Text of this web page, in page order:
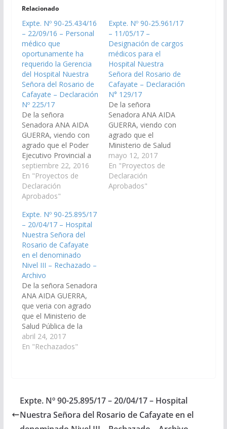
Relacionado
Expte. Nº 90-25.434/16
– 22/09/16 – Personal
médico que
oportunamente ha
requerido la Gerencia
del Hospital Nuestra
Señora del Rosario de
Cafayate – Declaración
Nº 225/17
De la señora
Senadora ANA AIDA
GUERRA, viendo con
agrado que el Poder
Ejecutivo Provincial a
través del Ministerio de
Salud Pública pueda
disponer en breve de
las herramientas
jurídicas que
correspondan para que
se produzcan las
designaciones de
personal médico que
oportunamente ha
requerido la Gerencia
del Hospital…
septiembre 22, 2016
En "Proyectos de
Declaración
Aprobados"
Expte. Nº 90-25.961/17
– 11/05/17 –
Designación de cargos
médicos para el
Hospital Nuestra
Señora del Rosario de
Cafayate – Declaración
N° 129/17
De la señora
Senadora ANA AIDA
GUERRA, viendo con
agrado que el
Ministerio de Salud
Pública de la Provincia
de Salta pueda
disponer en breve la
designación de cargos
mayo 12, 2017
En "Proyectos de
Declaración
Aprobados"
Expte. Nº 90-25.895/17
– 20/04/17 – Hospital
Nuestra Señora del
Rosario de Cafayate
en el denominado
Nivel III – Rechazado –
Archivo
De la señora Senadora
ANA AIDA GUERRA,
que veria con agrado
que el Ministerio de
Salud Pública de la
Provincia de Salta
realice en breve las
Nuestra Señora del
Rosario de Cafayate
en el denominado
abril 24, 2017
En "Rechazados"
Expte. Nº 90-25.895/17 – 20/04/17 – Hospital
Nuestra Señora del Rosario de Cafayate en el